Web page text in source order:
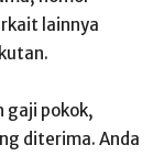
lainnya
gaji pokok,
diterima. Anda